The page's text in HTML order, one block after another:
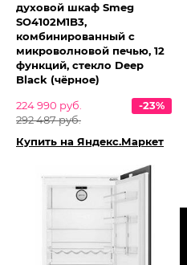
духовой шкаф Smeg
SO4102M1B3,
комбинированный с
микроволновой печью, 12
функций, стекло Deep
Black (чёрное)
224 990 руб.
292 487 руб.
-23%
Купить на Яндекс.Маркет